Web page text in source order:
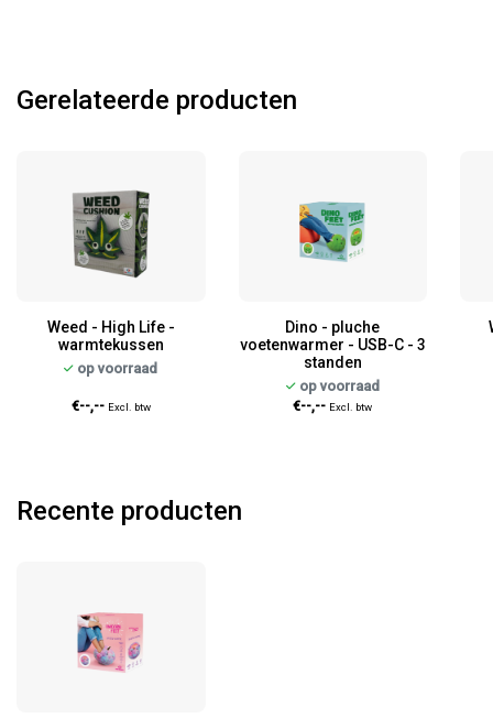
Gerelateerde producten
Weed - High Life -
warmtekussen
op voorraad
€--,-- Excl. btw
Dino - pluche
voetenwarmer - USB-C - 3
standen
op voorraad
€--,-- Excl. btw
Recente producten